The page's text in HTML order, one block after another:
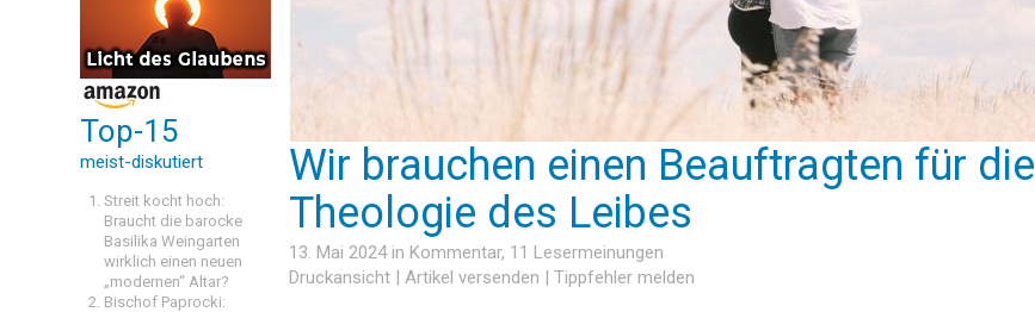
Top-15
meist-diskutiert
Streit kocht hoch:
Braucht die barocke
Basilika Weingarten
wirklich einen neuen
„modernen“ Altar?
Bischof Paprocki:
Wir brauchen einen Beauftragten für die
Theologie des Leibes
13. Mai 2024 in Kommentar, 11 Lesermeinungen
Druckansicht | Artikel versenden | Tippfehler melden